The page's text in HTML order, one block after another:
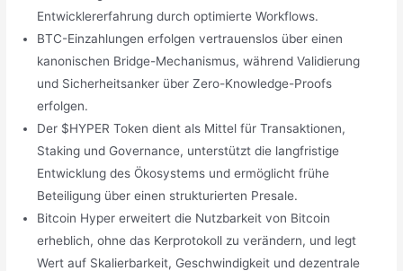
Entwicklererfahrung durch optimierte Workflows.
BTC-Einzahlungen erfolgen vertrauenslos über einen
kanonischen Bridge-Mechanismus, während Validierung
und Sicherheitsanker über Zero-Knowledge-Proofs
erfolgen.
Der $HYPER Token dient als Mittel für Transaktionen,
Staking und Governance, unterstützt die langfristige
Entwicklung des Ökosystems und ermöglicht frühe
Beteiligung über einen strukturierten Presale.
Bitcoin Hyper erweitert die Nutzbarkeit von Bitcoin
erheblich, ohne das Kerprotokoll zu verändern, und legt
Wert auf Skalierbarkeit, Geschwindigkeit und dezentrale